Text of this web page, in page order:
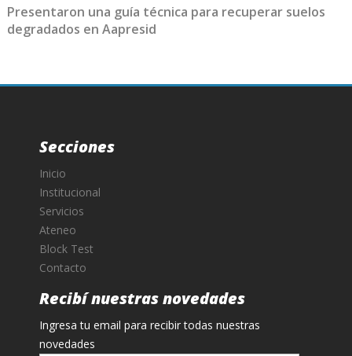
Presentaron una guía técnica para recuperar suelos
degradados en Aapresid
Secciones
Inicio
Institucional
Servicios
Ateneo
Block Test
Contacto
Recibí nuestras novedades
Ingresa tu email para recibir todas nuestras
novedades